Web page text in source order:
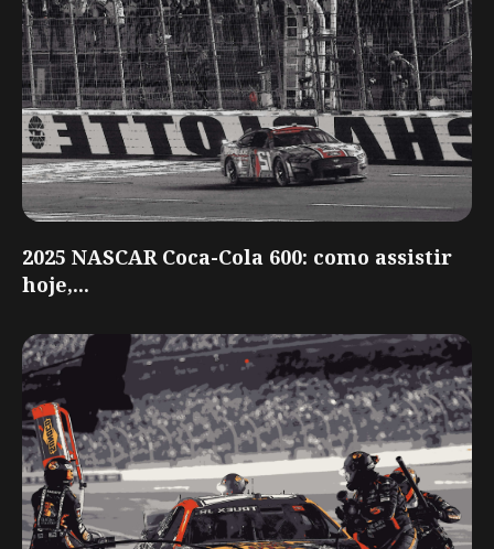
2025 NASCAR Coca-Cola 600: como assistir
hoje,...